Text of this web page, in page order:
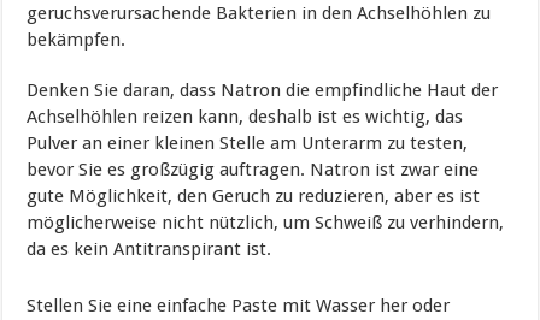
geruchsverursachende Bakterien in den Achselhöhlen zu
bekämpfen.
Denken Sie daran, dass Natron die empfindliche Haut der
Achselhöhlen reizen kann, deshalb ist es wichtig, das
Pulver an einer kleinen Stelle am Unterarm zu testen,
bevor Sie es großzügig auftragen. Natron ist zwar eine
gute Möglichkeit, den Geruch zu reduzieren, aber es ist
möglicherweise nicht nützlich, um Schweiß zu verhindern,
da es kein Antitranspirant ist.
Stellen Sie eine einfache Paste mit Wasser her oder